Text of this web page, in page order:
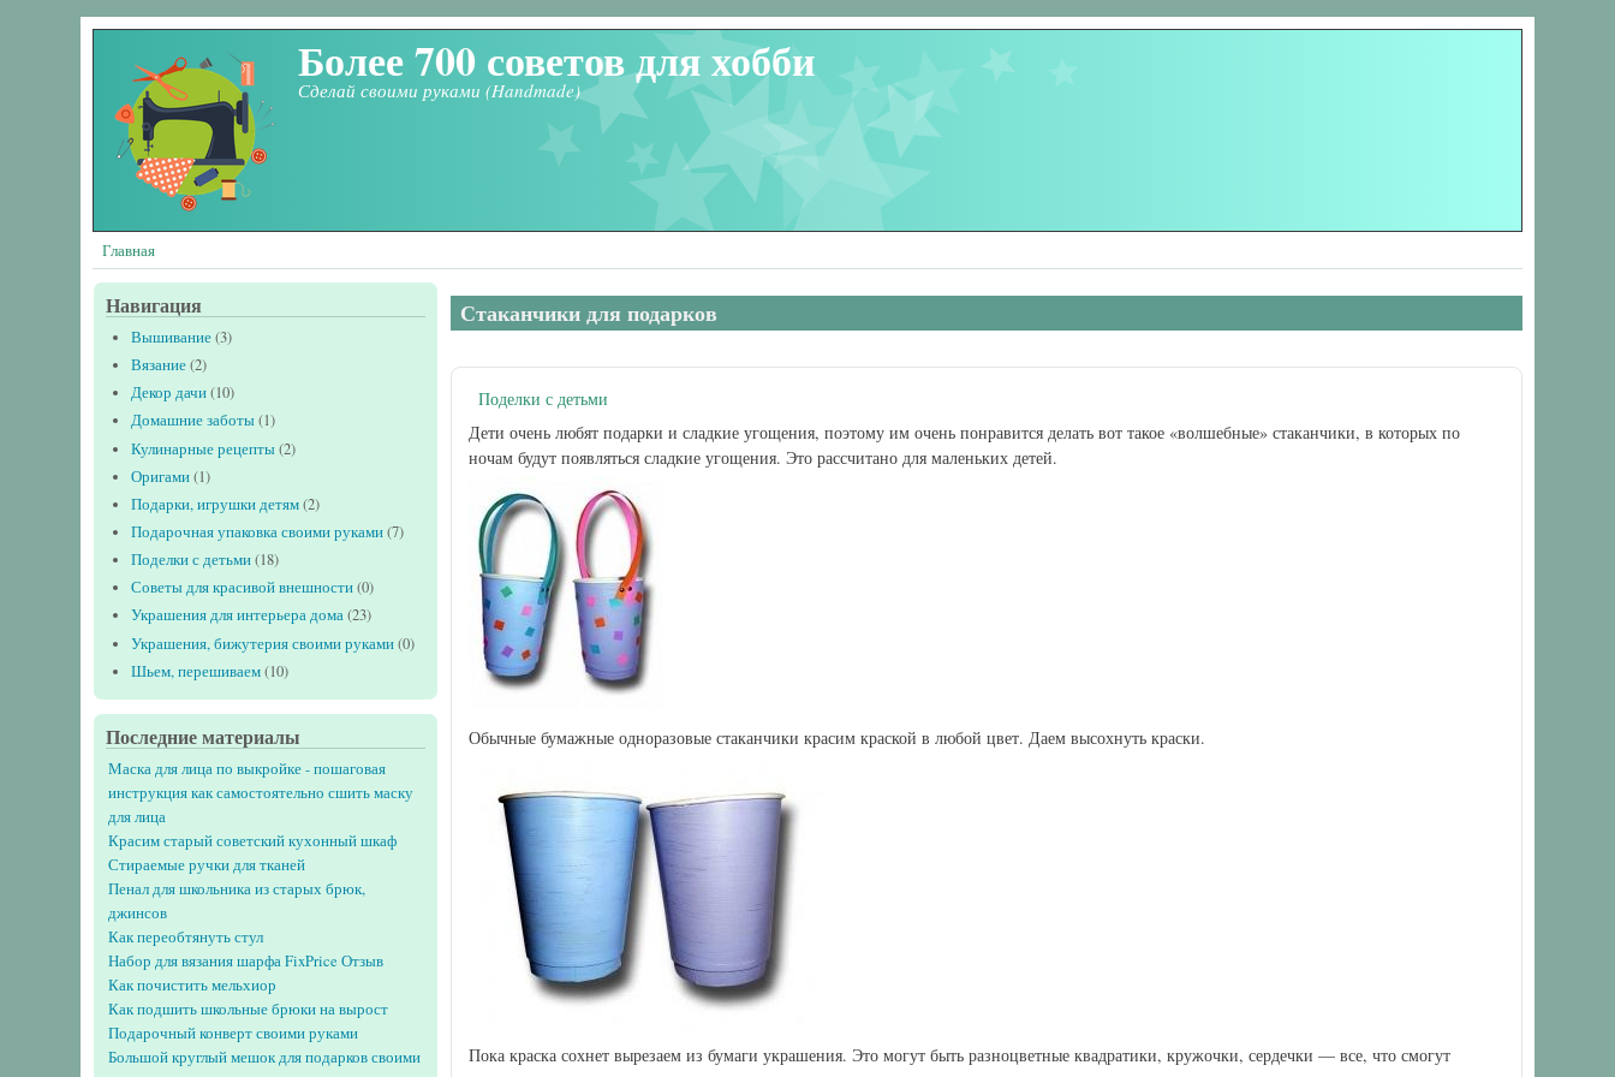
Перейти к основному содержанию
Более 700 советов для хобби
Сделай своими руками (Handmade)
Главная
Стаканчики для подарков
Поделки с детьми
Дети очень любят подарки и сладкие угощения, поэтому им очень понравится делать вот такое «волшебные» стаканчики, в которых по
ночам будут появляться сладкие угощения. Это рассчитано для маленьких детей.
Обычные бумажные одноразовые стаканчики красим краской в любой цвет. Даем высохнуть краски.
Пока краска сохнет вырезаем из бумаги украшения. Это могут быть разноцветные квадратики, кружочки, сердечки — все, что смогут
Навигация
Вышивание(3)
Вязание(2)
Декор дачи(10)
Домашние заботы(1)
Кулинарные рецепты(2)
Оригами(1)
Подарки, игрушки детям(2)
Подарочная упаковка своими руками(7)
Поделки с детьми(18)
Советы для красивой внешности(0)
Украшения для интерьера дома(23)
Украшения, бижутерия своими руками(0)
Шьем, перешиваем(10)
Последние материалы
Маска для лица по выкройке - пошаговая
инструкция как самостоятельно сшить маску
для лица
Красим старый советский кухонный шкаф
Стираемые ручки для тканей
Пенал для школьника из старых брюк,
джинсов
Как переобтянуть стул
Набор для вязания шарфа FixPrice Отзыв
Как почистить мельхиор
Как подшить школьные брюки на вырост
Подарочный конверт своими руками
Большой круглый мешок для подарков своими